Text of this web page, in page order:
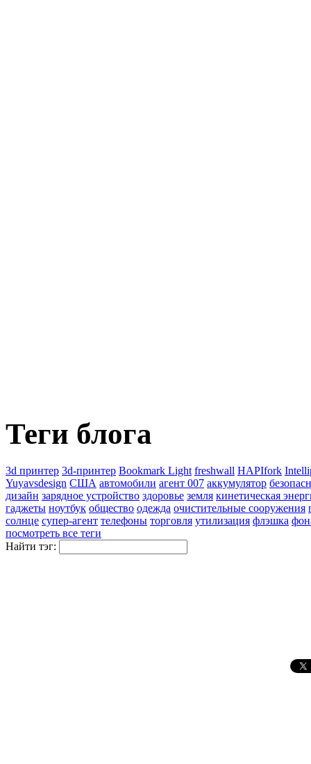
Теги блога
3d принтер 3d-принтер Bookmark Light freshwall HAPIfork
Yuyavsdesign США автомобили агент 007 аккумулятор
дизайн зарядное устройство здоровье земля кинетическая
гаджеты ноутбук общество одежда очистительные сооружения
солнце супер-агент телефоны торговля утилизация флэшка
посмотреть все теги
Найти тэг: